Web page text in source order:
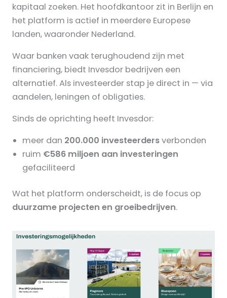
kapitaal zoeken. Het hoofdkantoor zit in Berlijn en
het platform is actief in meerdere Europese
landen, waaronder Nederland.
Waar banken vaak terughoudend zijn met
financiering, biedt Invesdor bedrijven een
alternatief. Als investeerder stap je direct in — via
aandelen, leningen of obligaties.
Sinds de oprichting heeft Invesdor:
meer dan 200.000 investeerdersverbonden
ruim €586 miljoen aan investeringen
gefaciliteerd
Wat het platform onderscheidt, is de focus op
duurzame projecten en groeibedrijven.